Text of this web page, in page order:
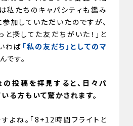
私たちのキャパシティも鑑み
加していただいたのですが、
と探してた友だちがいた！」と
わば 「私の友だち」としてのマ
です。
稿を拝見すると、日々パ
る方もいて驚かされます。
よね。「8+12時間フライトと